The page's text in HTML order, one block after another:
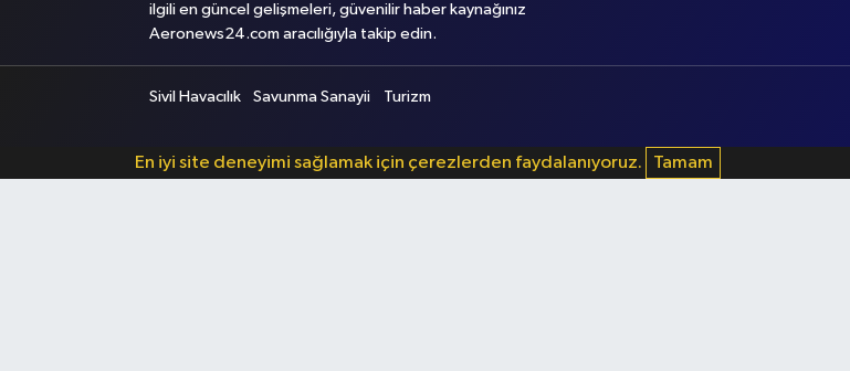
ilgili en güncel gelişmeleri, güvenilir haber kaynağınız
Aeronews24.com aracılığıyla takip edin.
Sivil Havacılık Savunma Sanayii Turizm
En iyi site deneyimi sağlamak için çerezlerden faydalanıyoruz. Tamam